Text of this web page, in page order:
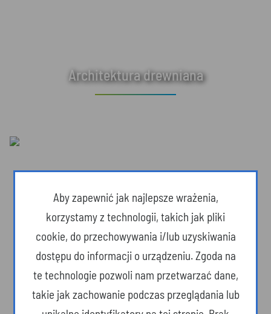
Architektura drewniana
Aby zapewnić jak najlepsze wrażenia,
korzystamy z technologii, takich jak pliki
cookie, do przechowywania i/lub uzyskiwania
dostępu do informacji o urządzeniu. Zgoda na
te technologie pozwoli nam przetwarzać dane,
takie jak zachowanie podczas przeglądania lub